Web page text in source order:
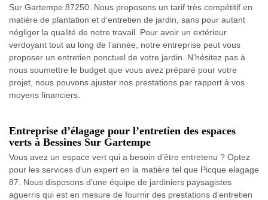
Sur Gartempe 87250. Nous proposons un tarif très compétitif en
matière de plantation et d’entretien de jardin, sans pour autant
négliger la qualité de notre travail. Pour avoir un extérieur
verdoyant tout au long de l’année, notre entreprise peut vous
proposer un entretien ponctuel de votre jardin. N’hésitez pas à
nous soumettre le budget que vous avez préparé pour votre
projet, nous pouvons ajuster nos prestations par rapport à vos
moyens financiers.
Entreprise d’élagage pour l’entretien des espaces
verts à Bessines Sur Gartempe
Vous avez un espace vert qui a besoin d’être entretenu ? Optez
pour les services d’un expert en la matière tel que Picque elagage
87. Nous disposons d’une équipe de jardiniers paysagistes
aguerris qui est en mesure de fournir des prestations d’entretien